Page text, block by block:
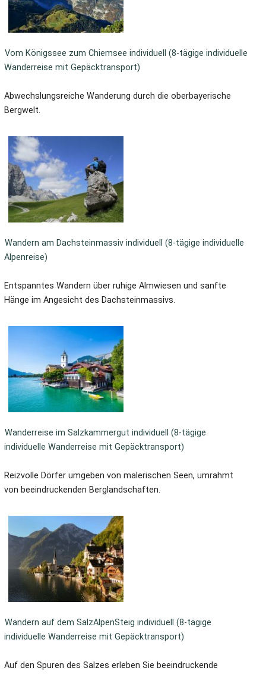
Vom Königssee zum Chiemsee individuell (8-tägige individuelle
Wanderreise mit Gepäcktransport)
Abwechslungsreiche Wanderung durch die oberbayerische
Bergwelt.
Wandern am Dachsteinmassiv individuell (8-tägige individuelle
Alpenreise)
Entspanntes Wandern über ruhige Almwiesen und sanfte
Hänge im Angesicht des Dachsteinmassivs.
Wanderreise im Salzkammergut individuell (8-tägige
individuelle Wanderreise mit Gepäcktransport)
Reizvolle Dörfer umgeben von malerischen Seen, umrahmt
von beeindruckenden Berglandschaften.
Wandern auf dem SalzAlpenSteig individuell (8-tägige
individuelle Wanderreise mit Gepäcktransport)
Auf den Spuren des Salzes erleben Sie beeindruckende